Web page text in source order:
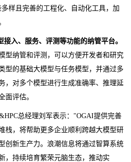
多样且完善的工程化、自动化工具，加
接入、服务、评测等功能的纳管平台。
型纳管和评测，可以方便开发者和研究
型的基础大模型与任务模型，并通过多
，对多个模型进行生成准确率、推理延
面评估。
总经理刘军表示："OGAI提供完善
栈，将帮助更多企业顺利跨越大模型研
创新生产力。浪潮信息将通过智算系统
，持续培育繁荣元脑生态，推动实